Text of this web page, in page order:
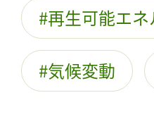
再生可能エネ
気候変動